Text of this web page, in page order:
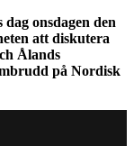
onsdagen den
att diskutera
Ålands
på Nordisk